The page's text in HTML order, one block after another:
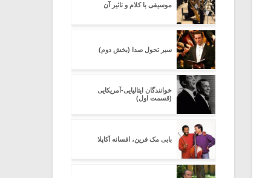
موسیقی با کلام و تاثیر آن
سیر تحول صدا (بخش دوم)
خوانندگان ایتالیایی-آمریکایی
(قسمت اول)
بابی مک فرین، افسانه آکاپلا